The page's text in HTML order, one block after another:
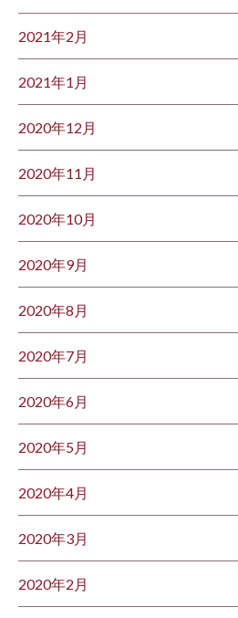
2021年2月
2021年1月
2020年12月
2020年11月
2020年10月
2020年9月
2020年8月
2020年7月
2020年6月
2020年5月
2020年4月
2020年3月
2020年2月